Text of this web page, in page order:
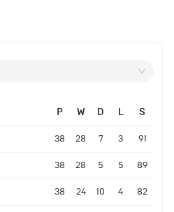
P W D L S
38 28 7 3 91
38 28 5 5 89
38 24 10 4 82